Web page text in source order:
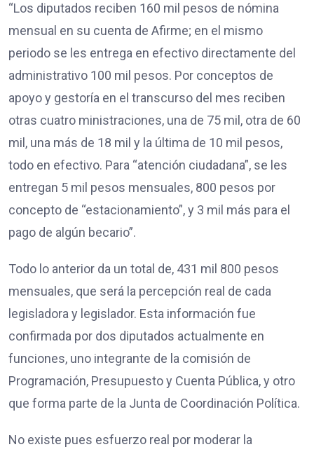
“Los diputados reciben 160 mil pesos de nómina
mensual en su cuenta de Afirme; en el mismo
periodo se les entrega en efectivo directamente del
administrativo 100 mil pesos. Por conceptos de
apoyo y gestoría en el transcurso del mes reciben
otras cuatro ministraciones, una de 75 mil, otra de 60
mil, una más de 18 mil y la última de 10 mil pesos,
todo en efectivo. Para “atención ciudadana”, se les
entregan 5 mil pesos mensuales, 800 pesos por
concepto de “estacionamiento”, y 3 mil más para el
pago de algún becario”.
Todo lo anterior da un total de, 431 mil 800 pesos
mensuales, que será la percepción real de cada
legisladora y legislador. Esta información fue
confirmada por dos diputados actualmente en
funciones, uno integrante de la comisión de
Programación, Presupuesto y Cuenta Pública, y otro
que forma parte de la Junta de Coordinación Política.
No existe pues esfuerzo real por moderar la